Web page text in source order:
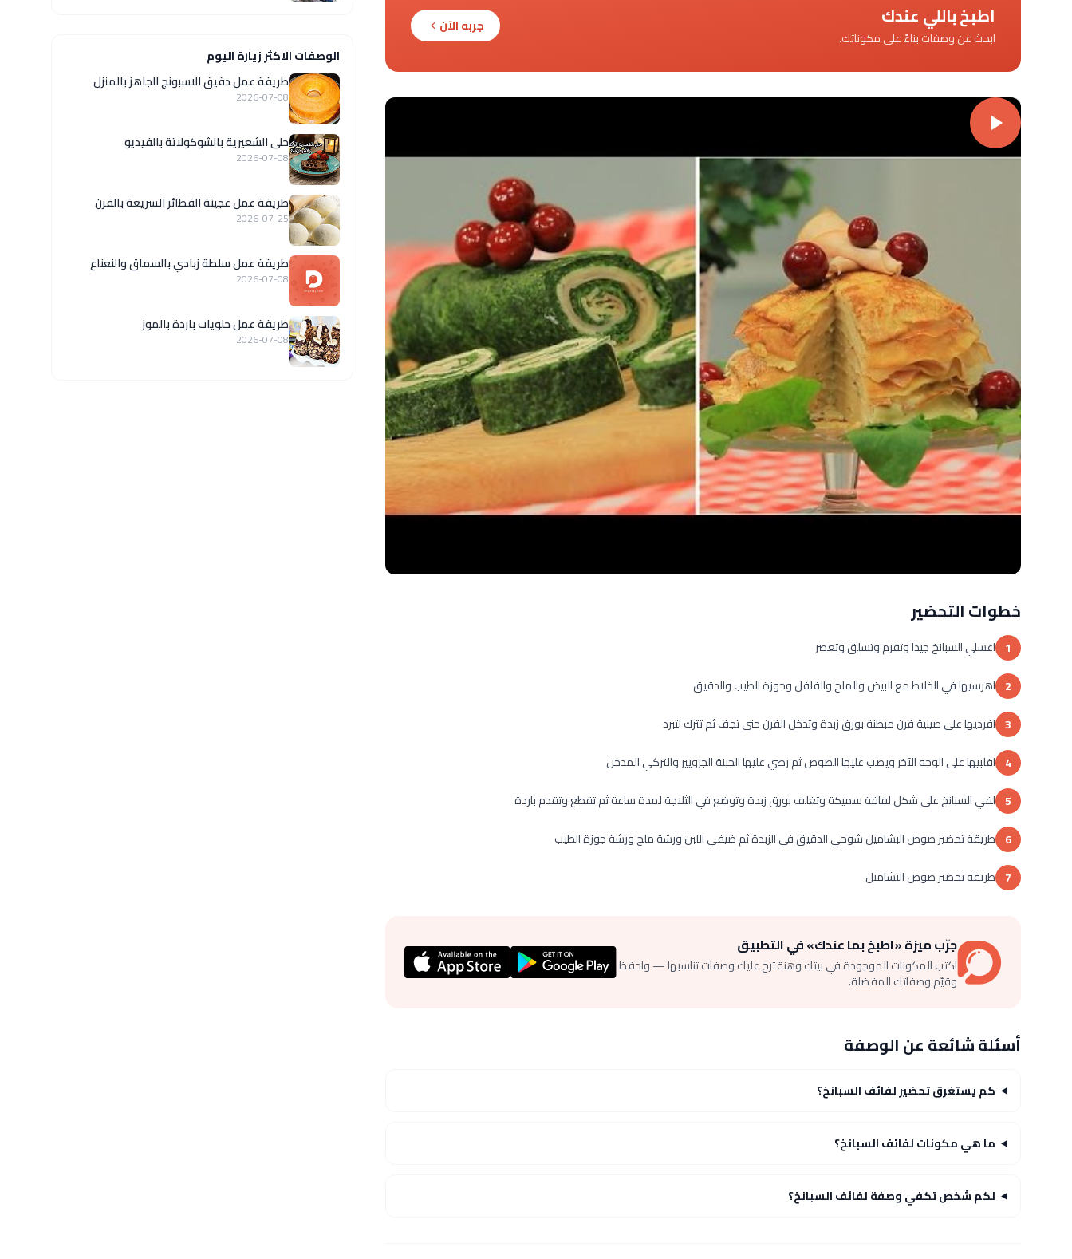
اطبخ باللي عندك
ابحث عن وصفات بناءً على مكوناتك.
جربه الآن
خطوات التحضير
1 اغسلي السبانخ جيدا وتفرم وتسلق وتعصر
2 اهرسيها في الخلاط مع البيض والملح والفلفل وجوزة الطيب والدقيق
3 افرديها على صينية فرن مبطنة بورق زبدة وتدخل الفرن حتى تجف ثم تترك لتبرد
4 اقلبيها على الوجه الآخر ويصب عليها الصوص ثم رصي عليها الجبنة الجرويير والتركي المدخن
5 لفي السبانخ على شكل لفافة سميكة وتغلف بورق زبدة وتوضع في الثلاجة لمدة ساعة ثم تقطع وتقدم باردة
6 طريقة تحضير صوص البشاميل شوحي الدقيق في الزبدة ثم ضيفي اللبن ورشة ملح ورشة جوزة الطيب
7 طريقة تحضير صوص البشاميل
جرّب ميزة «اطبخ بما عندك» في التطبيق
اكتب المكونات الموجودة في بيتك وهنقترح عليك وصفات تناسبها — واحفظ
وقيّم وصفاتك المفضلة.
أسئلة شائعة عن الوصفة
كم يستغرق تحضير لفائف السبانخ؟
ما هي مكونات لفائف السبانخ؟
لكم شخص تكفي وصفة لفائف السبانخ؟
الوصفات الاكثر زيارة اليوم
طريقة عمل دقيق الاسبونج الجاهز بالمنزل
2026-07-08
حلى الشعيرية بالشوكولاتة بالفيديو
2026-07-08
طريقة عمل عجينة الفطائر السريعة بالفرن
2026-07-25
طريقة عمل سلطة زبادي بالسماق والنعناع
2026-07-08
طريقة عمل حلويات باردة بالموز
2026-07-08